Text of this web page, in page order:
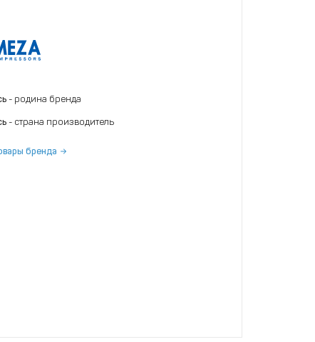
- родина бренда
- страна производитель
бренда